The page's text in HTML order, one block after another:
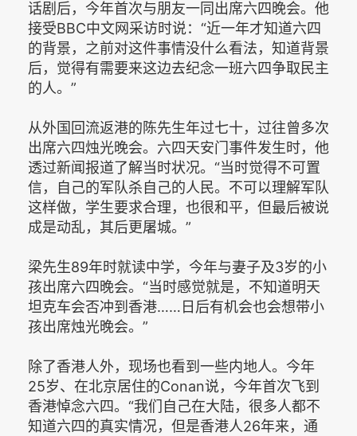
话剧后，今年首次与朋友一同出席六四晚会。他
接受BBC中文网采访时说：“近一年才知道六四
的背景，之前对这件事情没什么看法，知道背景
后，觉得有需要来这边去纪念一班六四争取民主
的人。”
从外国回流返港的陈先生年过七十，过往曾多次
出席六四烛光晚会。六四天安门事件发生时，他
透过新闻报道了解当时状况。“当时觉得不可置
信，自己的军队杀自己的人民。不可以理解军队
这样做，学生要求合理，也很和平，但最后被说
成是动乱，其后更屠城。”
梁先生89年时就读中学，今年与妻子及3岁的小
孩出席六四晚会。“当时感觉就是，不知道明天
坦克车会否冲到香港……日后有机会也会想带小
孩出席烛光晚会。”
除了香港人外，现场也看到一些内地人。今年
25岁、在北京居住的Conan说，今年首次飞到
香港悼念六四。“我们自己在大陆，很多人都不
知道六四的真实情况，但是香港人26年来，通